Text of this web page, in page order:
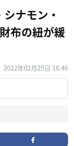
ナモン・
布の紐が緩
2022年02月25日 16:46